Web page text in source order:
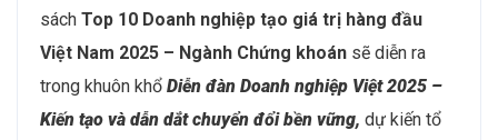
sách Top 10 Doanh nghiệp tạo giá trị hàng đầu
Việt Nam 2025 – Ngành Chứng khoán sẽ diễn ra
trong khuôn khổ Diễn đàn Doanh nghiệp Việt 2025 –
Kiến tạo và dẫn dắt chuyển đổi bền vững, dự kiến tổ